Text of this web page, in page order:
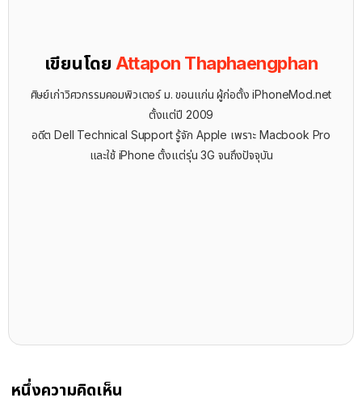
เขียนโดย Attapon Thaphaengphan
ศิษย์เก่าวิศวกรรมคอมพิวเตอร์ ม. ขอนแก่น ผู้ก่อตั้ง iPhoneMod.net
ตั้งแต่ปี 2009
อดีต Dell Technical Support รู้จัก ​Apple เพราะ Macbook Pro
และใช้ iPhone ตั้งแต่รุ่น 3G จนถึงปัจจุบัน
หนึ่งความคิดเห็น